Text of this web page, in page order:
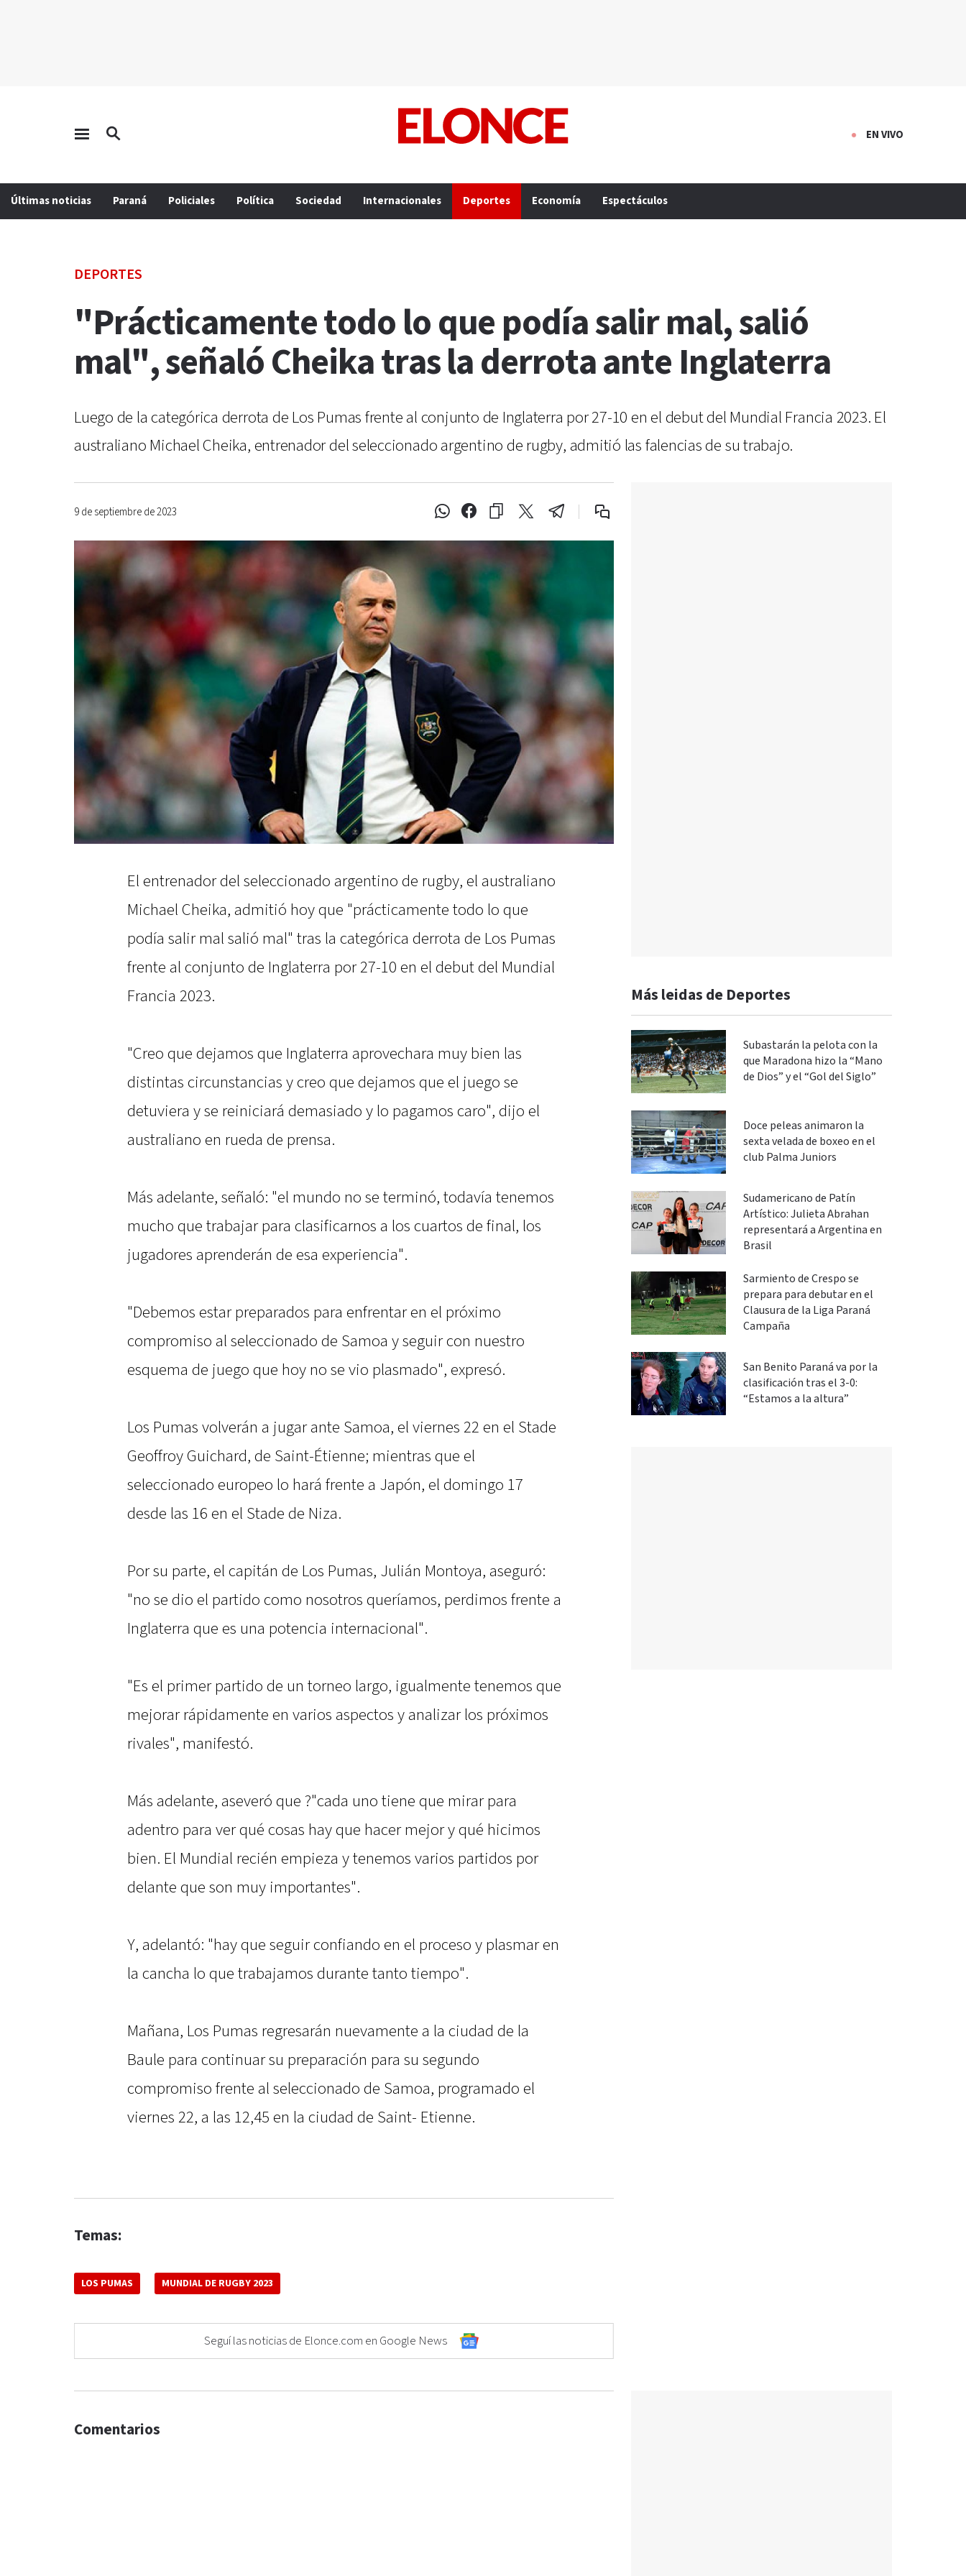
EN VIVO
Últimas noticias Paraná Policiales Política Sociedad Internacionales Deportes Economía Espectáculos
DEPORTES
"Prácticamente todo lo que podía salir mal, salió
mal", señaló Cheika tras la derrota ante Inglaterra
Luego de la categórica derrota de Los Pumas frente al conjunto de Inglaterra por 27-10 en el debut del Mundial Francia 2023. El
australiano Michael Cheika, entrenador del seleccionado argentino de rugby, admitió las falencias de su trabajo.
9 de septiembre de 2023
El entrenador del seleccionado argentino de rugby, el australiano
Michael Cheika, admitió hoy que "prácticamente todo lo que
podía salir mal salió mal" tras la categórica derrota de Los Pumas
frente al conjunto de Inglaterra por 27-10 en el debut del Mundial
Francia 2023.
"Creo que dejamos que Inglaterra aprovechara muy bien las
distintas circunstancias y creo que dejamos que el juego se
detuviera y se reiniciará demasiado y lo pagamos caro", dijo el
australiano en rueda de prensa.
Más adelante, señaló: "el mundo no se terminó, todavía tenemos
mucho que trabajar para clasificarnos a los cuartos de final, los
jugadores aprenderán de esa experiencia".
"Debemos estar preparados para enfrentar en el próximo
compromiso al seleccionado de Samoa y seguir con nuestro
esquema de juego que hoy no se vio plasmado", expresó.
Los Pumas volverán a jugar ante Samoa, el viernes 22 en el Stade
Geoffroy Guichard, de Saint-Étienne; mientras que el
seleccionado europeo lo hará frente a Japón, el domingo 17
desde las 16 en el Stade de Niza.
Por su parte, el capitán de Los Pumas, Julián Montoya, aseguró:
"no se dio el partido como nosotros queríamos, perdimos frente a
Inglaterra que es una potencia internacional".
"Es el primer partido de un torneo largo, igualmente tenemos que
mejorar rápidamente en varios aspectos y analizar los próximos
rivales", manifestó.
Más adelante, aseveró que ?"cada uno tiene que mirar para
adentro para ver qué cosas hay que hacer mejor y qué hicimos
bien. El Mundial recién empieza y tenemos varios partidos por
delante que son muy importantes".
Y, adelantó: "hay que seguir confiando en el proceso y plasmar en
la cancha lo que trabajamos durante tanto tiempo".
Mañana, Los Pumas regresarán nuevamente a la ciudad de la
Baule para continuar su preparación para su segundo
compromiso frente al seleccionado de Samoa, programado el
viernes 22, a las 12,45 en la ciudad de Saint- Etienne.
Temas:
LOS PUMAS MUNDIAL DE RUGBY 2023
Seguí las noticias de Elonce.com en Google News
Más leidas de Deportes
Subastarán la pelota con la
que Maradona hizo la “Mano
de Dios” y el “Gol del Siglo”
Doce peleas animaron la
sexta velada de boxeo en el
club Palma Juniors
Sudamericano de Patín
Artístico: Julieta Abrahan
representará a Argentina en
Brasil
Sarmiento de Crespo se
prepara para debutar en el
Clausura de la Liga Paraná
Campaña
San Benito Paraná va por la
clasificación tras el 3-0:
“Estamos a la altura”
Comentarios